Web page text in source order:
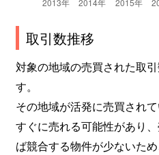
前浪町
990万円
明倫町
明倫町
4,500万
矢田
2,100万
矢田南
4,000万円
取引数推移
対象の地域の売買された取
す。
その地域が活発に売買され
すぐに売れる可能性があり
ば競合する物件が少ないた